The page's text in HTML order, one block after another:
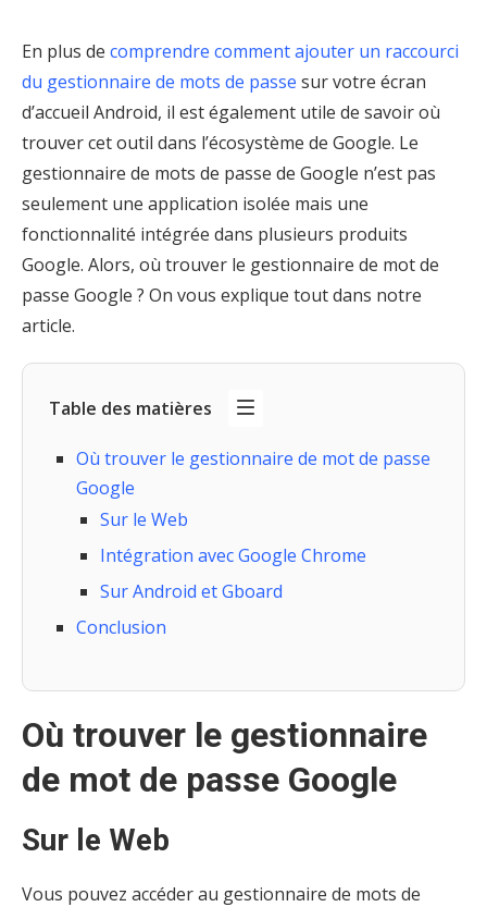
En plus de comprendre comment ajouter un raccourci
du gestionnaire de mots de passe sur votre écran
d’accueil Android, il est également utile de savoir où
trouver cet outil dans l’écosystème de Google. Le
gestionnaire de mots de passe de Google n’est pas
seulement une application isolée mais une
fonctionnalité intégrée dans plusieurs produits
Google. Alors, où trouver le gestionnaire de mot de
passe Google ? On vous explique tout dans notre
article.
Table des matières
Où trouver le gestionnaire de mot de passe
Google
Sur le Web
Intégration avec Google Chrome
Sur Android et Gboard
Conclusion
Où trouver le gestionnaire
de mot de passe Google
Sur le Web
Vous pouvez accéder au gestionnaire de mots de